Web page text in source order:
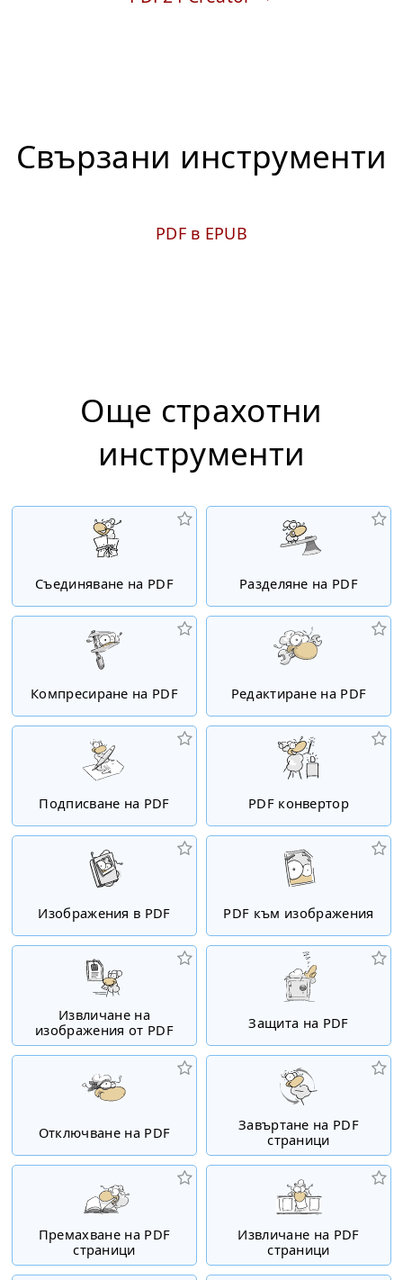
Свързани инструменти
PDF в EPUB
Още страхотни
инструменти
Съединяване на PDF Разделяне на PDF
Компресиране на PDF Редактиране на PDF
Подписване на PDF PDF конвертор
Изображения в PDF PDF към изображения
Извличане на
изображения от PDF
Защита на PDF
Отключване на PDF
Завъртане на PDF
страници
Премахване на PDF
страници
Извличане на PDF
страници